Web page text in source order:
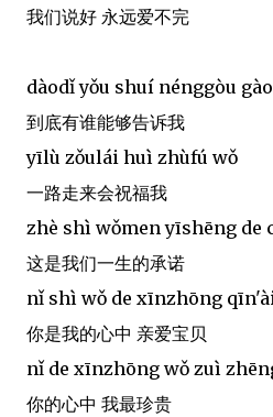
我们说好 永远爱不完
dàodǐ yǒu shuí nénggòu
到底有谁能够告诉我
yīlù zǒulái huì zhùfú wǒ
一路走来会祝福我
zhè shì wǒmen yīshēng de
这是我们一生的承诺
nǐ shì wǒ de xīnzhōng
你是我的心中 亲爱宝贝
nǐ de xīnzhōng wǒ zuì
你的心中 我最珍贵